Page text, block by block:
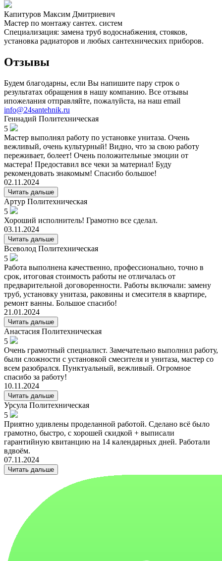
Капитуров Максим Дмитриевич
Мастер по монтажу сантех. систем
Специализация: замена труб водоснабжения, стояков,
установка радиаторов и любых сантехнических приборов.
Отзывы
Будем благодарны, если Вы напишите пару строк о
результатах обращения в нашу компанию. Все отзывы
ипожелания отправляйте, пожалуйста, на наш email
info@24santehnik.ru
Геннадий Политехническая
5
Мастер выполнял работу по установке унитаза. Очень
вежливый, очень культурный! Видно, что за свою работу
переживает, болеет! Очень положительные эмоции от
мастера! Предоставил все чеки за материал! Буду
рекомендовать знакомым! Спасибо большое!
02.11.2024
Читать дальше
Артур Политехническая
5
Хороший исполнитель! Грамотно все сделал.
03.11.2024
Читать дальше
Всеволод Политехническая
5
Работа выполнена качественно, профессионально, точно в
срок, итоговая стоимость работы не отличалась от
предварительной договоренности. Работы включали: замену
труб, установку унитаза, раковины и смесителя в квартире,
ремонт ванны. Большое спасибо!
21.01.2024
Читать дальше
Анастасия Политехническая
5
Очень грамотный специалист. Замечательно выполнил работу,
были сложности с установкой смесителя и унитаза, мастер со
всем разобрался. Пунктуальный, вежливый. Огромное
спасибо за работу!
10.11.2024
Читать дальше
Урсула Политехническая
5
Приятно удивлены проделанной работой. Сделано всё было
грамотно, быстро, с хорошей скидкой + выписали
гарантийную квитанцию на 14 календарных дней. Работали
вдвоём.
07.11.2024
Читать дальше